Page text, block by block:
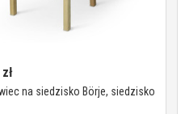
zł
na siedzisko Börje, siedzisko